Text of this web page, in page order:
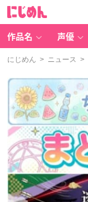
作品名 声優
にじめん > ニュース >